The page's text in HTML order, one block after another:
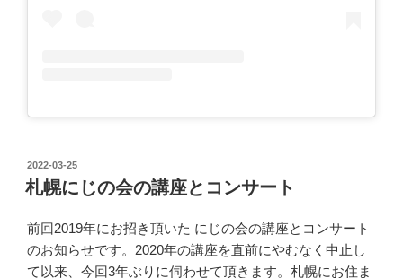
投
稿
日:
2022-03-25
札幌にじの会の講座とコンサート
前回2019年にお招き頂いた にじの会の講座とコンサート
のお知らせです。2020年の講座を直前にやむなく中止し
て以来、今回3年ぶりに伺わせて頂きます。札幌にお住ま